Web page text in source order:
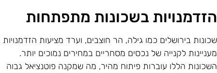
בשכונות מתפתחות
בירושלים כמו גילה, הר חוצבים, וערד מציעות הזדמנויות
לקנייה של נכסים מסחריים במחירים נמוכים יותר.
הללו עוברות פיתוח מהיר, מה שמקנה פוטנציאל גבוה